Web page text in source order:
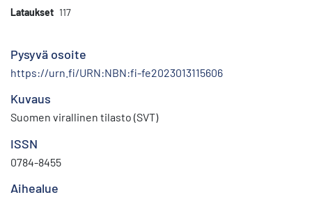
Lataukset 117
Pysyvä osoite
https://urn.fi/URN:NBN:fi-fe2023013115606
Kuvaus
Suomen virallinen tilasto (SVT)
ISSN
0784-8455
Aihealue